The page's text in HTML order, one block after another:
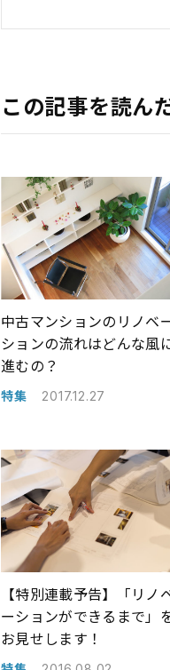
この記事を読ん
中古マンションのリノベ
ションの流れはどんな風
進むの？
特集 2017.12.27
【特別連載予告】「リノ
ーションができるまで」
お見せします！